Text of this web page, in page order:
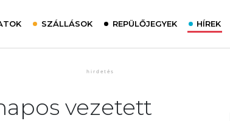
SZÁLLÁSOK REPÜLŐJEGYEK HÍREK
vezetett